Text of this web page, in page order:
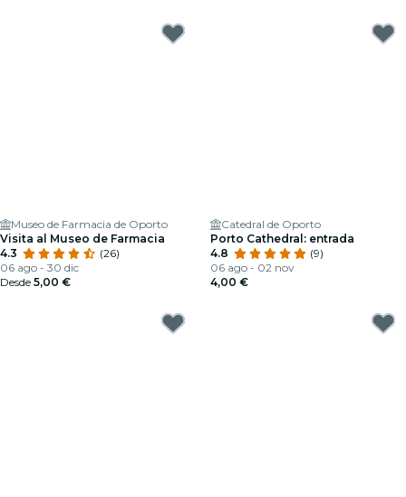
Museo de Farmacia de Oporto
Visita al Museo de Farmacia
4.3
(26)
06 ago - 30 dic
Desde 5,00 €
Catedral de Oporto
Porto Cathedral: entrada
4.8
(9)
06 ago - 02 nov
4,00 €